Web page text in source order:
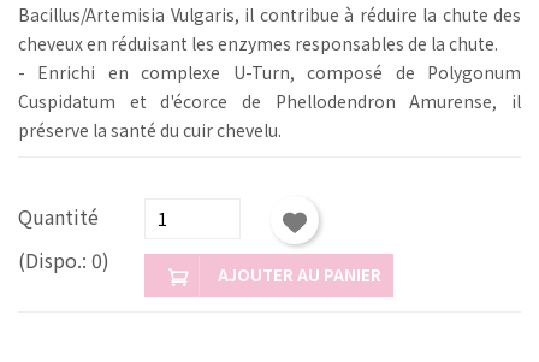
Bacillus/Artemisia Vulgaris, il contribue à réduire la chute des
cheveux en réduisant les enzymes responsables de la chute.
- Enrichi en complexe U-Turn, composé de Polygonum
Cuspidatum et d'écorce de Phellodendron Amurense, il
préserve la santé du cuir chevelu.
Quantité
(Dispo.: 0)
AJOUTER AU PANIER